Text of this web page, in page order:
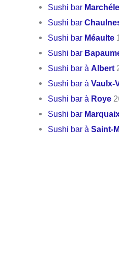
Sushi bar
Sushi bar
Sushi bar Méaulte
Sushi bar
Sushi bar à Albert
Sushi bar àVaulx-
Sushi bar à Roye
Sushi bar
Sushi bar àSaint-